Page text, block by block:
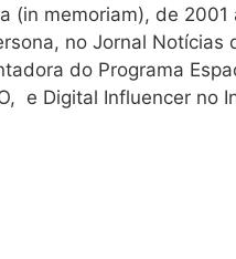
(in memoriam), de 2001
no Jornal
do Programa
e Digital Influencer no